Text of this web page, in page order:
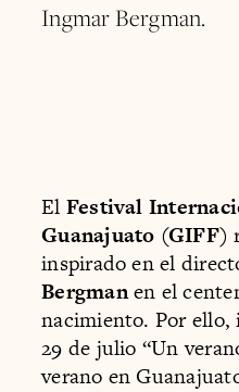
Ingmar Bergman.
El Festival
Guanajuato (GIFF)
inspirado en el
Bergmanen el
nacimiento. Por
29 de julio “Un
verano en